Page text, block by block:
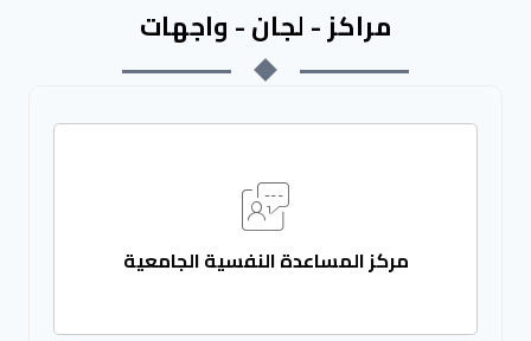
مراكز - لجان - واجهات
مركز المساعدة النفسية الجامعية